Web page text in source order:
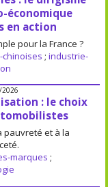
économique
en action
pour la France ?
; industrie-
: le choix
pauvreté et à la
marques ;